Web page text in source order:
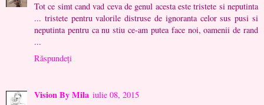
Tot ce simt cand vad ceva de genul acesta este tristete si neputinta
... tristete pentru valorile distruse de ignoranta celor sus pusi si
neputinta pentru ca nu stiu ce-am putea face noi, oamenii de rand
...
Răspundeți
Vision By Mila iulie 08, 2015